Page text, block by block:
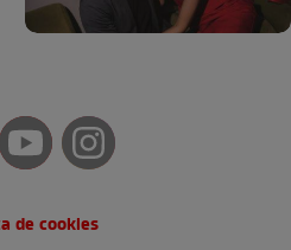
de cookies